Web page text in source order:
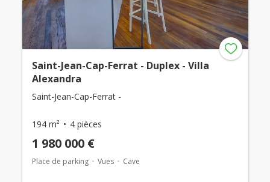
Saint-Jean-Cap-Ferrat - Duplex - Villa
Alexandra
Saint-Jean-Cap-Ferrat -
194 m² 4 pièces
1 980 000 €
Place de parking Vues Cave